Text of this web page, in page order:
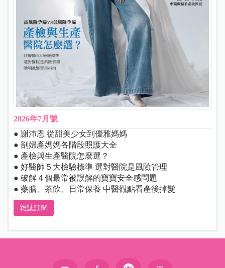
2026年7月號
● 謝沛恩 從甜美少女到優雅媽媽
● 剖婦產媽媽各階段照護大全
● 產檢與生產醫院怎麼選？
● 好醫師５大檢驗標準 選對醫院是風險管理
● 破解４個最常被誤解的寶寶安全感問題
● 藥膳、茶飲、日常保養 中醫觀點看產後掉髮
雜誌訂閱